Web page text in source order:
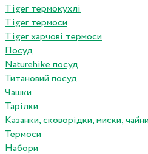
Tiger термокухлі
Tiger термоси
Tiger харчові термоси
Посуд
Naturehike посуд
Титановий посуд
Чашки
Тарілки
Казанки, сковорідки, миски,
Термоси
Набори